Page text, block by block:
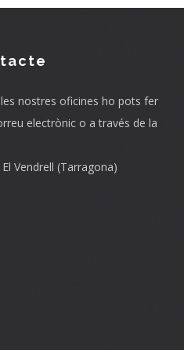
nostres oficines ho pots fer
electrònic o a través de la
Vendrell (Tarragona)